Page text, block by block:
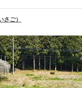
さご）